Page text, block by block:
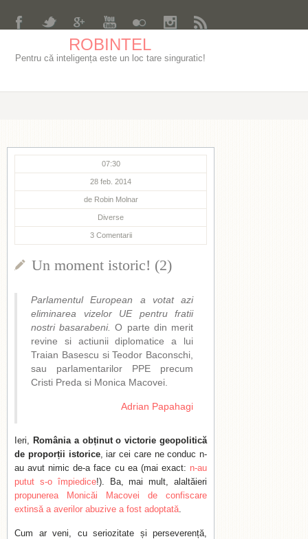
ROBINTEL
Pentru că inteligența este un loc tare singuratic!
07:30
28 feb. 2014
de Robin Molnar
Diverse
3 Comentarii
Un moment istoric! (2)
Parlamentul European a votat azi
eliminarea vizelor UE pentru fratii
nostri basarabeni. O parte din merit
revine si actiunii diplomatice a lui
Traian Basescu si Teodor Baconschi,
sau parlamentarilor PPE precum
Cristi Preda si Monica Macovei.
Adrian Papahagi
Ieri, România a obținut o victorie geopolitică
de proporții istorice, iar cei care ne conduc n-
au avut nimic de-a face cu ea (mai exact: n-au
putut s-o împiedice!). Ba, mai mult, alaltăieri
propunerea Monicăi Macovei de confiscare
extinsă a averilor abuzive a fost adoptată.
Cum ar veni, cu seriozitate și perseverență,